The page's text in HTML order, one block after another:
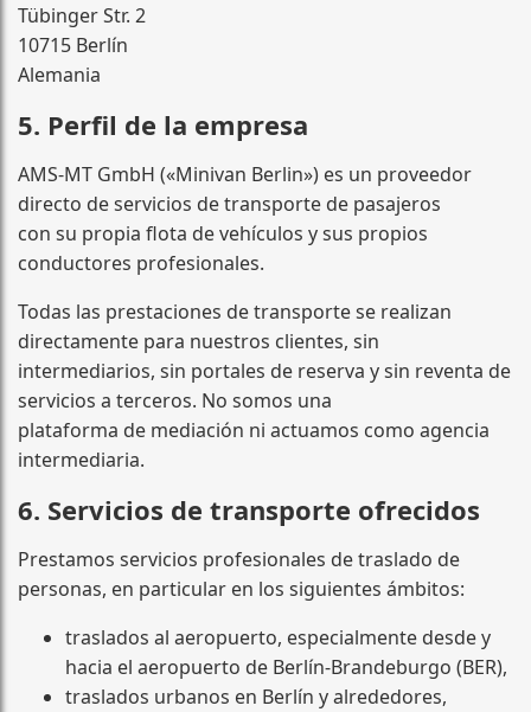
Tübinger Str. 2
10715 Berlín
Alemania
5. Perfil de la empresa
AMS-MT GmbH («Minivan Berlin») es un proveedor
directo de servicios de transporte de pasajeros
con su propia flota de vehículos y sus propios
conductores profesionales.
Todas las prestaciones de transporte se realizan
directamente para nuestros clientes, sin
intermediarios, sin portales de reserva y sin reventa de
servicios a terceros. No somos una
plataforma de mediación ni actuamos como agencia
intermediaria.
6. Servicios de transporte ofrecidos
Prestamos servicios profesionales de traslado de
personas, en particular en los siguientes ámbitos:
traslados al aeropuerto, especialmente desde y
hacia el aeropuerto de Berlín-Brandeburgo (BER),
traslados urbanos en Berlín y alrededores,